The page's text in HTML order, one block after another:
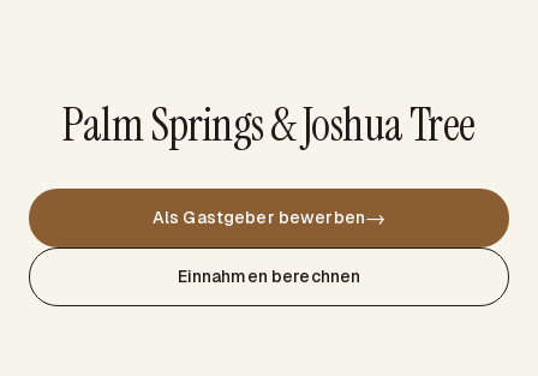
Palm Springs & Joshua Tree
Als Gastgeber bewerben→
Einnahmen berechnen